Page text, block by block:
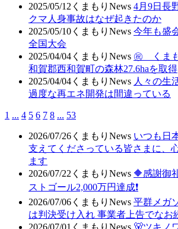
2025/05/12 くまもりNews 4月9日長
クマ人身事故はなぜ起きたのか
2025/05/10 くまもりNews 今年も盛
全国大会
2025/04/04 くまもりNews ㊗ くま
和賀郡西和賀町の森林27.6haを取得
2025/04/04 くまもりNews 人々の生
過度な再エネ開発は間違っている
1 ... 4 5 6 7 8 ... 53
2026/07/26 くまもりNews いつも日
支えてくださっている皆さまに、
ます
2026/07/22 くまもりNews 🔶感謝御
ストゴール2,000万円達成❗
2026/07/06 くまもりNews 平群メガ
は判決受け入れ 事業者上告でなお
2026/07/01 くまもりNews 🐻ツキノ